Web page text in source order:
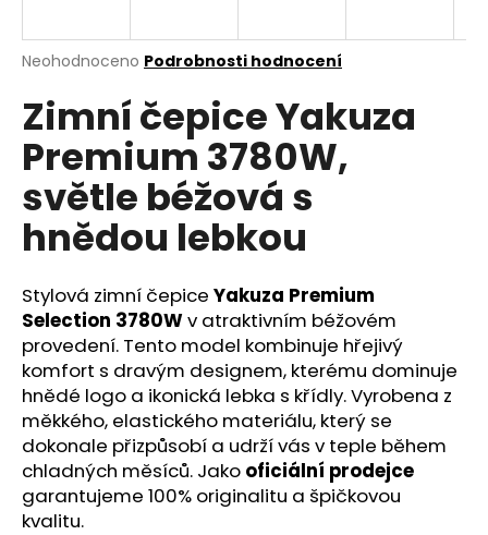
Průměrné
produktu
je
0,0
5
hvězdiček.
Neohodnoceno Podrobnosti hodnocení
Zimní čepice Yakuza
Premium 3780W,
světle béžová s
hnědou lebkou
Stylová zimní čepice Yakuza Premium
Selection 3780Wv atraktivním béžovém
provedení. Tento model kombinuje hřejivý
komfort s dravým designem, kterému dominuje
hnědé logo a ikonická lebka s křídly. Vyrobena z
měkkého, elastického materiálu, který se
dokonale přizpůsobí a udrží vás v teple během
chladných měsíců. Jako oficiální prodejce
garantujeme 100% originalitu a špičkovou
kvalitu.
j
t
?
HLEDAT
D
o
p
o
r
u
č
u